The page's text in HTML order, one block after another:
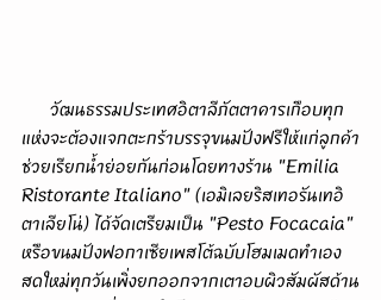
แห่งจะต้องแจกตะกร้าบรรจุขนมปังฟรีให้แก่ลูกค้า
ช่วยเรียกน้ำย่อยกันก่อนโดยทางร้าน "Emilia
Ristorante Italiano" (เอมิเลยริสเทอรันเทอิ
ตาเลียโน่) ได้จัดเตรียมเป็น "Pesto Focacaia"
หรือขนมปังฟอกาเซียเพสโต้ฉบับโฮมเมดทำเอง
สดใหม่ทุกวันเพิ่งยกออกจากเตาอบผิวสัมผัสด้าน